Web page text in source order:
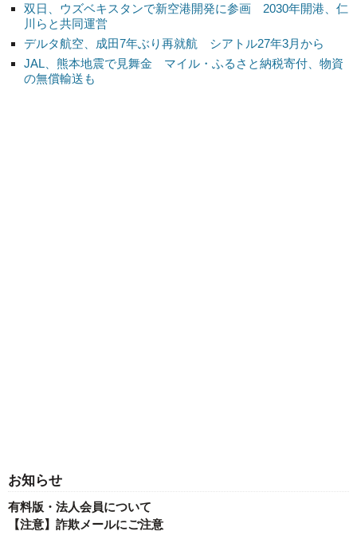
双日、ウズベキスタンで新空港開発に参画 2030年開港、仁
川らと共同運営
デルタ航空、成田7年ぶり再就航 シアトル27年3月から
JAL、熊本地震で見舞金 マイル・ふるさと納税寄付、物資
の無償輸送も
お知らせ
有料版・法人会員について
【注意】詐欺メールにご注意